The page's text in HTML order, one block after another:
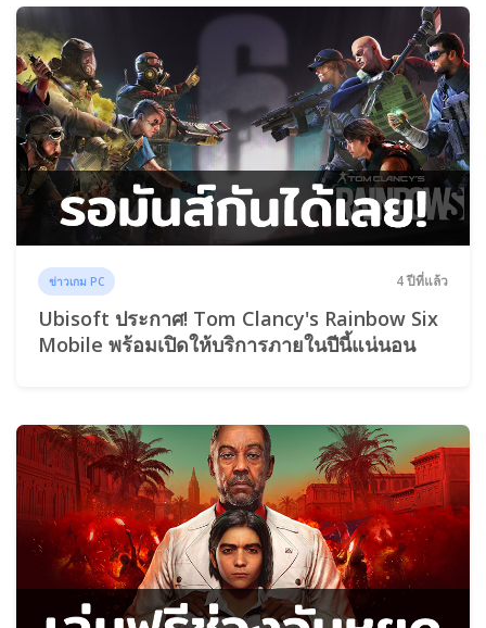
ข่าวเกม PC 4 ปีที่แล้ว
Ubisoft ประกาศ! Tom Clancy's Rainbow Six
Mobile พร้อมเปิดให้บริการภายในปีนี้แน่นอน